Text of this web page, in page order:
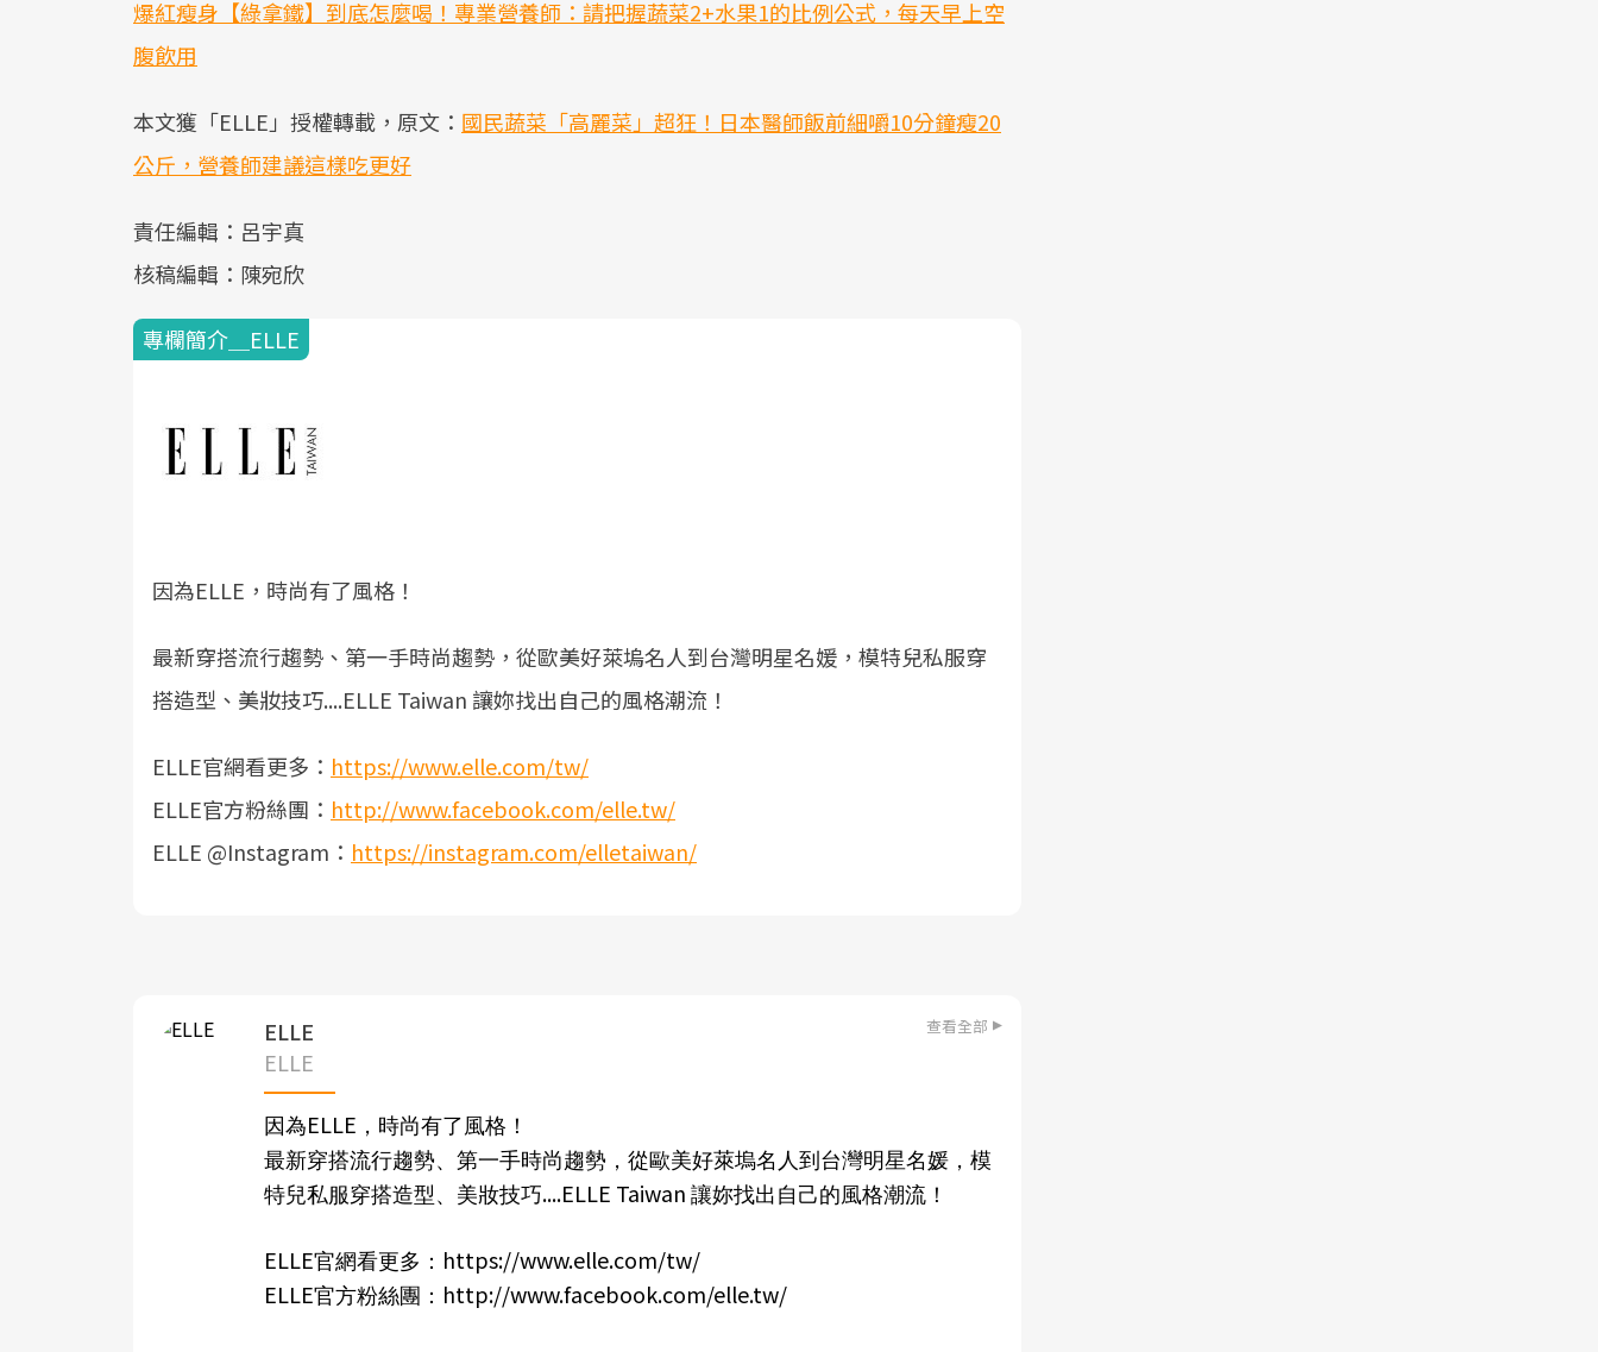
爆紅瘦身【綠拿鐵】到底怎麼喝！專業營養師：請把握蔬菜2+水果1的比例公式，每天早上空
腹飲用
本文獲「ELLE」授權轉載，原文： 國民蔬菜「高麗菜」超狂！日本醫師飯前細嚼10分鐘瘦20
公斤，營養師建議這樣吃更好
責任編輯：呂宇真
核稿編輯：陳宛欣
專欄簡介＿ELLE
因為ELLE，時尚有了風格！
最新穿搭流行趨勢、第一手時尚趨勢，從歐美好萊塢名人到台灣明星名媛，模特兒私服穿
搭造型、美妝技巧....ELLE Taiwan 讓妳找出自己的風格潮流！
ELLE官網看更多： https://www.elle.com/tw/
ELLE官方粉絲團： http://www.facebook.com/elle.tw/
ELLE @Instagram： https://instagram.com/elletaiwan/
ELLE 查看全部
ELLE
因為ELLE ，時尚有了風格！
最新穿搭流行趨勢、第一手時尚趨勢，從歐美好萊塢名人到台灣明星名媛，模
特兒私服穿搭造型、美妝技巧....ELLE Taiwan 讓妳找出自己的風格潮流！
ELLE官網看更多： https://www.elle.com/tw/
ELLE官方粉絲團： http://www.facebook.com/elle.tw/